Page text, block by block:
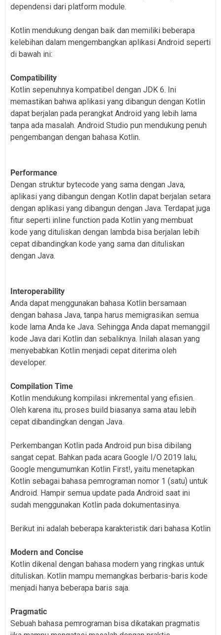
dependensi dari platform module.
Kotlin mendukung dengan baik dan memiliki beberapa
kelebihan dalam mengembangkan aplikasi Android seperti
di bawah ini:
Compatibility
Kotlin sepenuhnya kompatibel dengan JDK 6. Ini
memastikan bahwa aplikasi yang dibangun dengan Kotlin
dapat berjalan pada perangkat Android yang lebih lama
tanpa ada masalah. Android Studio pun mendukung penuh
pengembangan dengan bahasa Kotlin.
Performance
Dengan struktur bytecode yang sama dengan Java,
aplikasi yang dibangun dengan Kotlin dapat berjalan setara
dengan aplikasi yang dibangun dengan Java. Terdapat juga
fitur seperti inline function pada Kotlin yang membuat
kode yang dituliskan dengan lambda bisa berjalan lebih
cepat dibandingkan kode yang sama dan dituliskan
dengan Java.
Interoperability
Anda dapat menggunakan bahasa Kotlin bersamaan
dengan bahasa Java, tanpa harus memigrasikan semua
kode lama Anda ke Java. Sehingga Anda dapat memanggil
kode Java dari Kotlin dan sebaliknya. Inilah alasan yang
menyebabkan Kotlin menjadi cepat diterima oleh
developer.
Compilation Time
Kotlin mendukung kompilasi inkremental yang efisien.
Oleh karena itu, proses build biasanya sama atau lebih
cepat dibandingkan dengan Java.
Perkembangan Kotlin pada Android pun bisa dibilang
sangat cepat. Bahkan pada acara Google I/O 2019 lalu,
Google mengumumkan Kotlin First!, yaitu menetapkan
Kotlin sebagai bahasa pemrograman nomor 1 (satu) untuk
Android. Hampir semua update pada Android saat ini
sudah menggunakan Kotlin pada dokumentasinya.
Berikut ini adalah beberapa karakteristik dari bahasa Kotlin
Modern and Concise
Kotlin dikenal dengan bahasa modern yang ringkas untuk
dituliskan. Kotlin mampu memangkas berbaris-baris kode
menjadi hanya beberapa baris saja.
Pragmatic
Sebuah bahasa pemrograman bisa dikatakan pragmatis